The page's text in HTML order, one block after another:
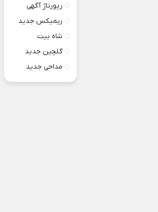
رپورتاژ آگهی
ریمیکس جدید
شاه بیت
گلچین جدید
مداحی جدید